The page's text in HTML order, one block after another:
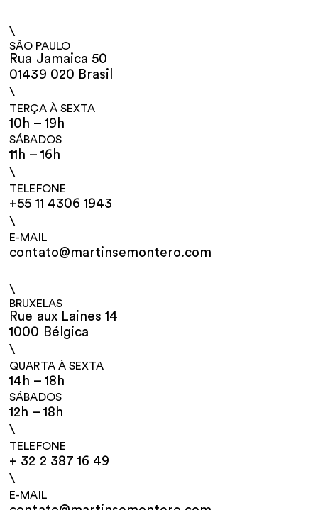
\
SÃO PAULO
Rua Jamaica 50
01439 020 Brasil
\
TERÇA À SEXTA
10h – 19h
SÁBADOS
11h – 16h
\
TELEFONE
+55 11 4306 1943
\
E-MAIL
contato@martinsemontero.com
\
BRUXELAS
Rue aux Laines 14
1000 Bélgica
\
QUARTA À SEXTA
14h – 18h
SÁBADOS
12h – 18h
\
TELEFONE
+ 32 2 387 16 49
\
E-MAIL